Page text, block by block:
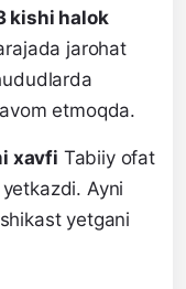
kishi halok
jarohat
etmoqda.
xavfi Tabiiy ofat
Ayni
yetgani